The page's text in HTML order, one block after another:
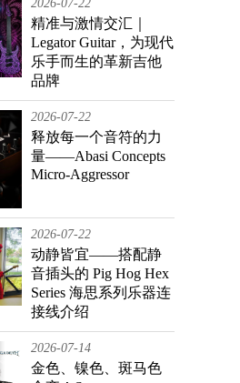
2026-07-22
精准与激情交汇｜
Legator Guitar，为现代
乐手而生的革新吉他
品牌
2026-07-22
释放每一个音符的力
量——Abasi Concepts
Micro-Aggressor
2026-07-22
动静皆宜——搭配静
音插头的 Pig Hog Hex
Series 海思系列乐器连
接线介绍
2026-07-14
金色、镍色、斑马色